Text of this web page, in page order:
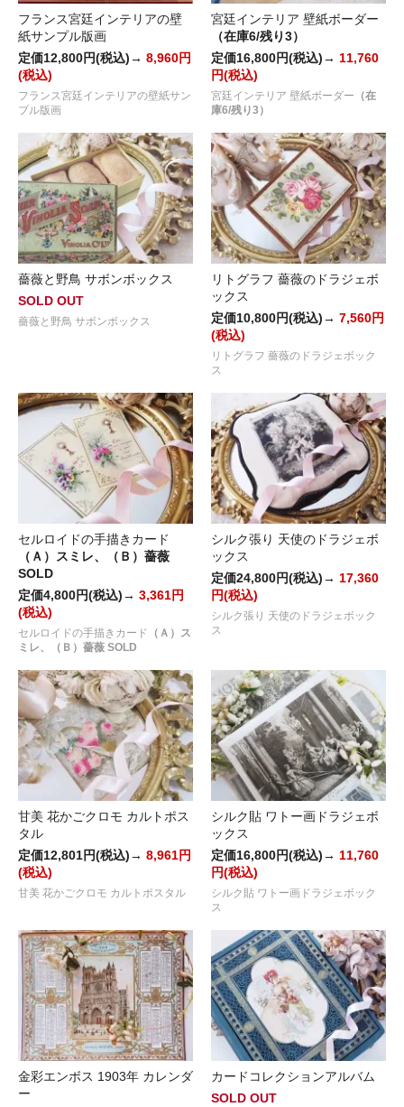
フランス宮廷インテリアの壁
紙サンプル版画
定価12,800円(税込)→ 8,960円
(税込)
フランス宮廷インテリアの壁紙サン
プル版画
宮廷インテリア 壁紙ボーダー
（在庫6/残り3）
定価16,800円(税込)→ 11,760
円(税込)
宮廷インテリア 壁紙ボーダー （在
庫6/残り3）
薔薇と野鳥 サボンボックス
SOLD OUT
薔薇と野鳥 サボンボックス
リトグラフ 薔薇のドラジェボ
ックス
定価10,800円(税込)→ 7,560円
(税込)
リトグラフ 薔薇のドラジェボック
ス
セルロイドの手描きカード
（Ａ）スミレ、（Ｂ）薔薇
SOLD
定価4,800円(税込)→ 3,361円
(税込)
セルロイドの手描きカード
（Ａ）ス
ミレ、（Ｂ）薔薇 SOLD
シルク張り 天使のドラジェボ
ックス
定価24,800円(税込)→ 17,360
円(税込)
シルク張り 天使のドラジェボック
ス
甘美 花かごクロモ カルトポス
タル
定価12,801円(税込)→ 8,961円
(税込)
甘美 花かごクロモ カルトポスタル
シルク貼 ワトー画ドラジェボ
ックス
定価16,800円(税込)→ 11,760
円(税込)
シルク貼 ワトー画ドラジェボック
ス
金彩エンボス 1903年 カレンダ
ー
カードコレクションアルバム
SOLD OUT